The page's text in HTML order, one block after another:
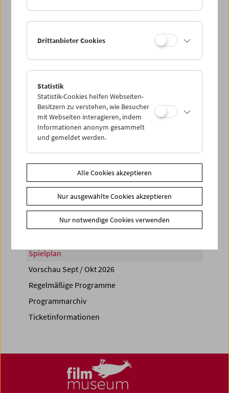
Sa 13.9.
PROGRAMM ÜBERBLICK
Share on
Spielplan
Vorschau Sept / Okt 2026
Regelmäßige Programme
Programmarchiv
Ticketinformationen
Drittanbieter Cookies
Statistik
Statistik-Cookies helfen Webseiten-
Besitzern zu verstehen, wie Besucher
mit Webseiten interagieren, indem
Informationen anonym gesammelt
und gemeldet werden.
Alle Cookies akzeptieren
Nur ausgewählte Cookies akzeptieren
Nur notwendige Cookies verwenden